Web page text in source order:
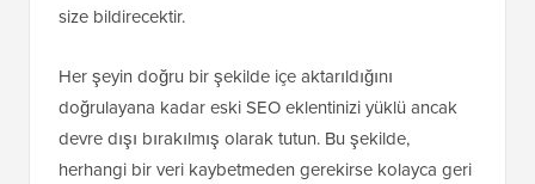
size bildirecektir.
Her şeyin doğru bir şekilde içe aktarıldığını
doğrulayana kadar eski SEO eklentinizi yüklü ancak
devre dışı bırakılmış olarak tutun. Bu şekilde,
herhangi bir veri kaybetmeden gerekirse kolayca geri